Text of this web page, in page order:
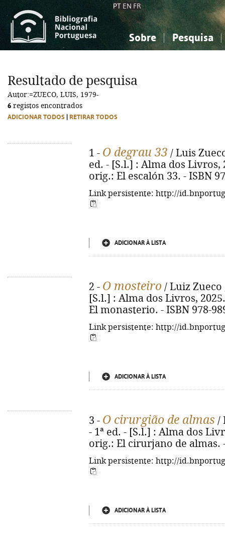
PT EN FR
Sobre Pesquisa
Ciências sociais...
Ciências sociais...
Resultado de pesquisa
Autor:=ZUECO, LUIS, 1979-
6 registos encontrados
ADICIONAR TODOS RETIRAR TODOS
1 - O degrau 33 / Luis
ed. - [S.l.] : Alma dos Livros,
orig.: El escalón 33. - ISBN
Link persistente: http://
ADICIONAR À LISTA
2 - O mosteiro / Luiz Zueco
[S.l.] : Alma dos Livros,
El monasterio. - ISBN 978-
Link persistente: http://
ADICIONAR À LISTA
3 - O cirurgião de almas /
- 1ª ed. - [S.l.] : Alma dos
orig.: El cirurjano de almas.
Link persistente: http://
ADICIONAR À LISTA